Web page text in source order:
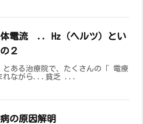
体電流 .. Hz（ヘルツ）とい
２
ある治療院で、たくさんの「 電療
れながら...貧乏 ...
の原因解明